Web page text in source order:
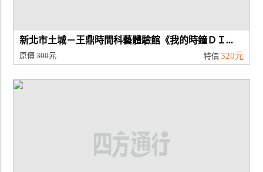
新北市土城－王鼎時間科藝體驗館《我的時鐘ＤＩ...
原價300元 特價 320元